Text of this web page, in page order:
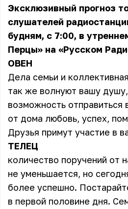
Эксклюзивный прогноз
слушателей
будням, с 7:00, в
Перцы» на «Русском
ОВЕН
Дела семьи и
так же волнуют вашу
возможность отправиться
от дома любовь, успех,
Друзья примут участие в
ТЕЛЕЦ
количество поручений от
не уменьшается, но
более успешно.
в первой половине дня.